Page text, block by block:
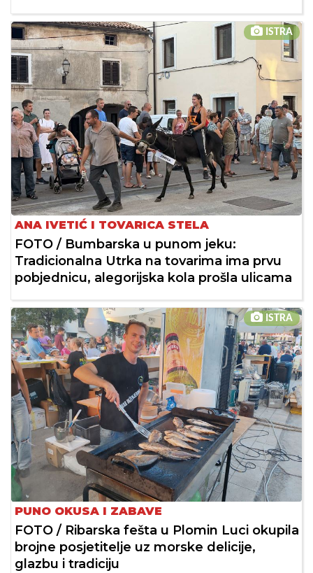
ISTRA
ANA IVETIĆ I TOVARICA STELA
FOTO / Bumbarska u punom jeku:
Tradicionalna Utrka na tovarima ima prvu
pobjednicu, alegorijska kola prošla ulicama
ISTRA
PUNO OKUSA I ZABAVE
FOTO / Ribarska fešta u Plomin Luci okupila
brojne posjetitelje uz morske delicije,
glazbu i tradiciju